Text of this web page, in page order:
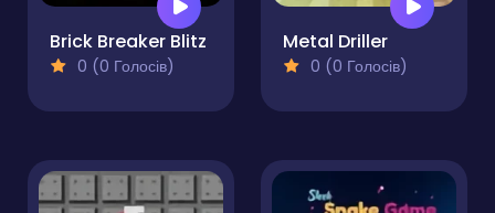
Brick Breaker Blitz
0 (0 Голосів)
Metal Driller
0 (0 Голосів)